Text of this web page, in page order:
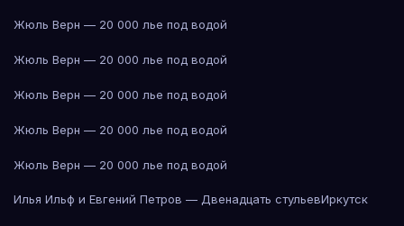
Жюль Верн — 20 000 лье под водой
Жюль Верн — 20 000 лье под водой
Жюль Верн — 20 000 лье под водой
Жюль Верн — 20 000 лье под водой
Жюль Верн — 20 000 лье под водой
Илья Ильф и Евгений Петров — Двенадцать стульевИркутск